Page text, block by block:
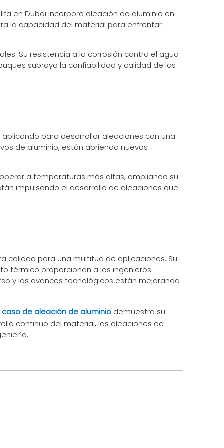
en Dubai incorpora aleación de aluminio en
la capacidad del material para enfrentar
Su resistencia a la corrosión contra el agua
subraya la confiabilidad y calidad de las
para desarrollar aleaciones con una
de aluminio, están abriendo nuevas
a temperaturas más altas, ampliando su
impulsando el desarrollo de aleaciones que
calidad para una multitud de aplicaciones. Su
térmico proporcionan a los ingenieros
y los avances tecnológicos están mejorando
caso de aleación de aluminio demuestra su
continuo del material, las aleaciones de